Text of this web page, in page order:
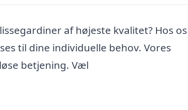
af højeste kvalitet? Hos os
til dine individuelle behov. Vores
betjening. Væl